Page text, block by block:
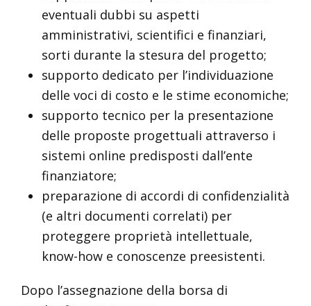
eventuali dubbi su aspetti
amministrativi, scientifici e finanziari,
sorti durante la stesura del progetto;
supporto dedicato per l’individuazione
delle voci di costo e le stime economiche;
supporto tecnico per la presentazione
delle proposte progettuali attraverso i
sistemi online predisposti dall’ente
finanziatore;
preparazione di accordi di confidenzialità
(e altri documenti correlati) per
proteggere proprietà intellettuale,
know-how e conoscenze preesistenti.
Dopo l’assegnazione della borsa di